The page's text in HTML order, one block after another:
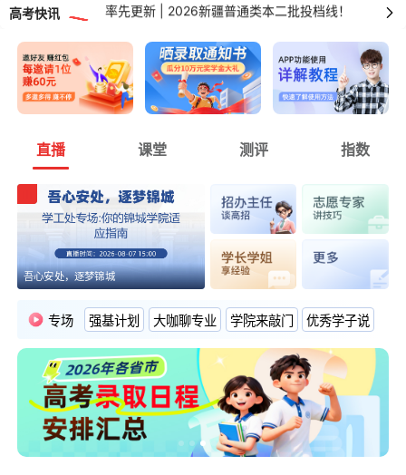
高考快讯 率先更新 | 2026广东普通类专科投档线！
直播 课堂 测评 指数
吾心安处，逐梦锦城
专场 强基计划 大咖聊专业 学院来敲门 优秀学子说